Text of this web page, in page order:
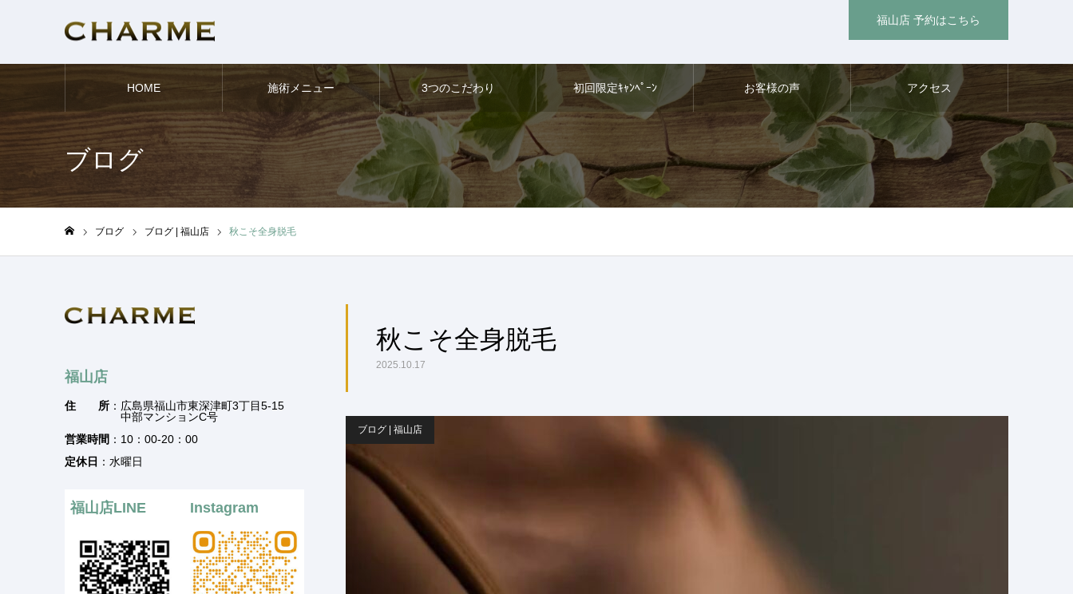
福山店 予約はこちら
HOME 施術メニュー 3つのこだわり 初回限定ｷｬﾝﾍﾟｰﾝ お客様の声 アクセス
ブログ
ブログ ブログ | 福山店 秋こそ全身脱毛
秋こそ全身脱毛
2025.10.17
ブログ | 福山店
福山店
住 所 ：広島県福山市東深津町3丁目5-15
中部マンションC号
営業時間 ：10：00-20：00
定休日 ：水曜日
福山店LINE Instagram